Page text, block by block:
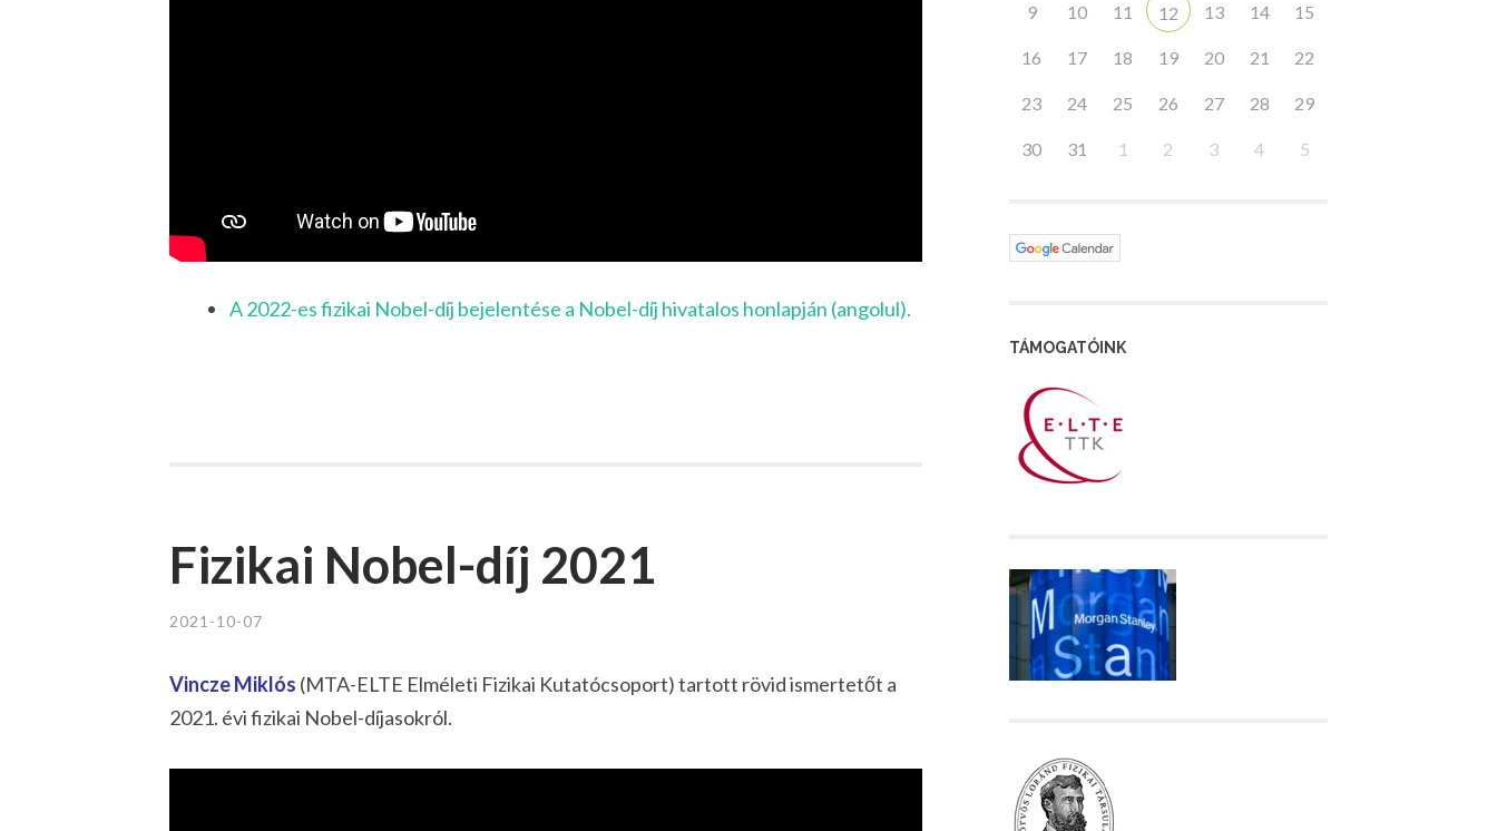
A 2022-es fizikai Nobel-díj bejelentése a Nobel-díj hivatalos honlapján (angolul).
Fizikai Nobel-díj 2021
2021-10-07
Vincze Miklós (MTA-ELTE Elméleti Fizikai Kutatócsoport) tartott rövid ismertetőt a
2021. évi fizikai Nobel-díjasokról.
9 10 11 12 13 14 15
16 17 18 19 20 21 22
23 24 25 26 27 28 29
30 31 1 2 3 4 5
TÁMOGATÓINK